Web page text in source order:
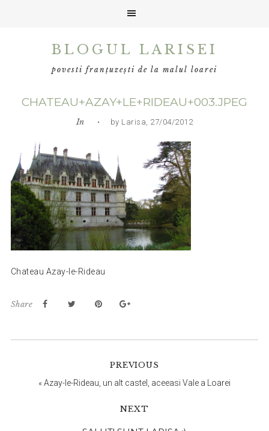
BLOGUL LARISEI
povesti franțuzești de la malul loarei
CHATEAU+AZAY+LE+RIDEAU+003.JPEG
In • by Larisa, 27/04/2012
Chateau Azay-le-Rideau
Share
PREVIOUS
«Azay-le-Rideau, un alt castel, aceeasi Vale a Loarei
NEXT